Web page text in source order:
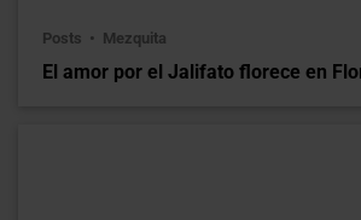
Posts Mezquita
El amor por el Jalifato florece en